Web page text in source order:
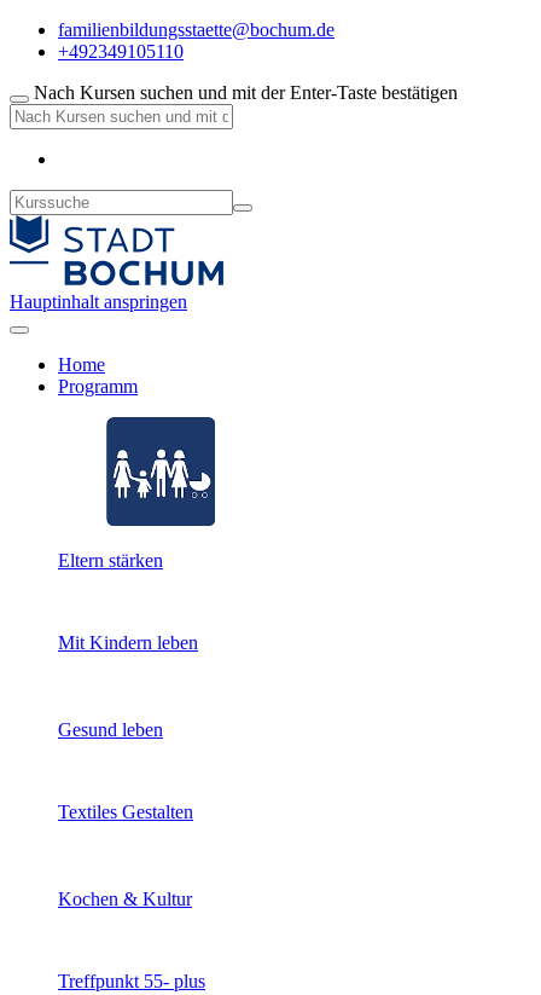
familienbildungsstaette@bochum.de
+492349105110
Nach Kursen suchen und mit der Enter-Taste bestätigen
Hauptinhalt anspringen
Home
Programm
Eltern stärken
Mit Kindern leben
Gesund leben
Textiles Gestalten
Kochen & Kultur
Treffpunkt 55- plus